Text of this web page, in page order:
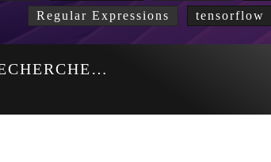
Regular Expressions
tensorflow